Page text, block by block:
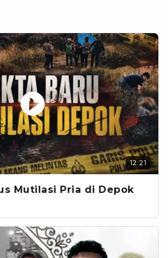
12:21
Mutilasi Pria di Depok